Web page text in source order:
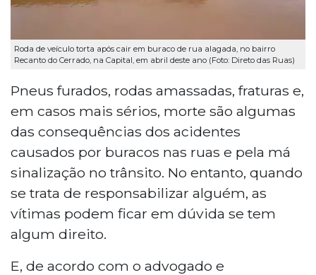
Roda de veículo torta após cair em buraco de rua alagada, no bairro
Recanto do Cerrado, na Capital, em abril deste ano (Foto: Direto das Ruas)
Pneus furados, rodas amassadas, fraturas e,
em casos mais sérios, morte são algumas
das consequências dos acidentes
causados por buracos nas ruas e pela má
sinalização no trânsito. No entanto, quando
se trata de responsabilizar alguém, as
vítimas podem ficar em dúvida se tem
algum direito.
E, de acordo com o advogado e